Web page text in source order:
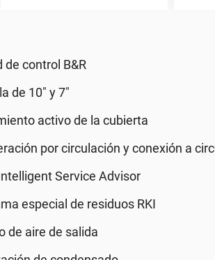
de control B&R
de 10″ y 7″
activo de la cubierta
por circulación y conexión a
Service Advisor
especial de residuos RKI
de aire de salida